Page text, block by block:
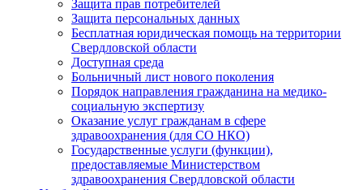
Защита прав потребителей
Защита персональных данных
Бесплатная юридическая помощь на территории
Свердловской области
Доступная среда
Больничный лист нового поколения
Порядок направления гражданина на медико-
социальную экспертизу
Оказание услуг гражданам в сфере
здравоохранения (для СО НКО)
Государственные услуги (функции),
предоставляемые Министерством
здравоохранения Свердловской области